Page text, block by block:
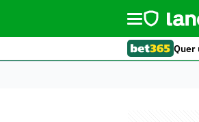
Quer